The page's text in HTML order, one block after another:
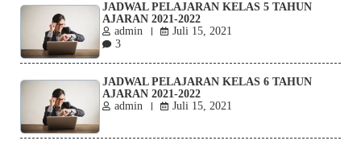
JADWAL PELAJARAN KELAS 5 TAHUN
AJARAN 2021-2022
admin
Juli 15, 2021
3
JADWAL PELAJARAN KELAS 6 TAHUN
AJARAN 2021-2022
admin
Juli 15, 2021